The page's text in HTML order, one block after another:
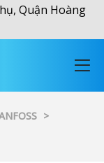
Quận Hoàng
>